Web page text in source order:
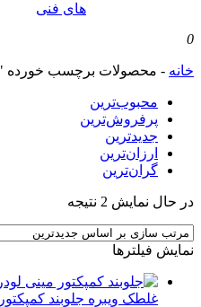
های فنی
0
خانه - محصولات برچسب خورده
محبوب‌ترین
پرفروش‌ترین
جدیدترین
ارزان‌ترین
گران‌ترین
در حال نمایش 2 نتیجه
latest
نمایش فیلترها
غلطک ویبره جلوبند